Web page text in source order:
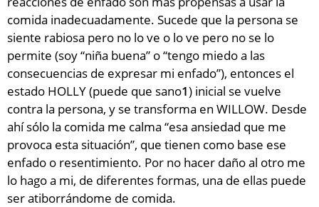
comida inadecuadamente. Sucede que la persona se
siente rabiosa pero no lo ve o lo ve pero no se lo
permite (soy “niña buena” o “tengo miedo a las
consecuencias de expresar mi enfado”), entonces el
estado HOLLY (puede que sano1) inicial se vuelve
contra la persona, y se transforma en WILLOW. Desde
ahí sólo la comida me calma “esa ansiedad que me
provoca esta situación”, que tienen como base ese
enfado o resentimiento. Por no hacer daño al otro me
lo hago a mi, de diferentes formas, una de ellas puede
ser atiborrándome de comida.